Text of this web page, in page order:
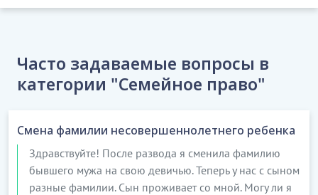
Часто задаваемые вопросы в
категории "Семейное право"
Смена фамилии несовершеннолетнего ребенка
Здравствуйте! После развода я сменила фамилию
бывшего мужа на свою девичью. Теперь у нас с сыном
разные фамилии. Сын проживает со мной. Могу ли я